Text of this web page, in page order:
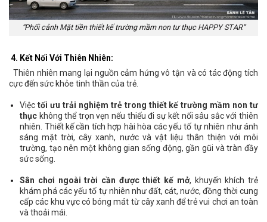
“Phối cảnh Mặt tiền thiết kế trường mầm non tư thục HAPPY STAR”
4. Kết Nối Với Thiên Nhiên:
Thiên nhiên mang lại nguồn cảm hứng vô tận và có tác động tích
cực đến sức khỏe tinh thần của trẻ.
Việctối ưu trải nghiệm trẻ trong thiết kế trường mầm non tư
thục không thể trọn vẹn nếu thiếu đi sự kết nối sâu sắc với thiên
nhiên. Thiết kế cần tích hợp hài hòa các yếu tố tự nhiên như ánh
sáng mặt trời, cây xanh, nước và vật liệu thân thiện với môi
trường, tạo nên một không gian sống động, gần gũi và tràn đầy
sức sống.
Sân chơi ngoài trời cần được thiết kế mở, khuyến khích trẻ
khám phá các yếu tố tự nhiên như đất, cát, nước, đồng thời cung
cấp các khu vực có bóng mát từ cây xanh để trẻ vui chơi an toàn
và thoải mái.